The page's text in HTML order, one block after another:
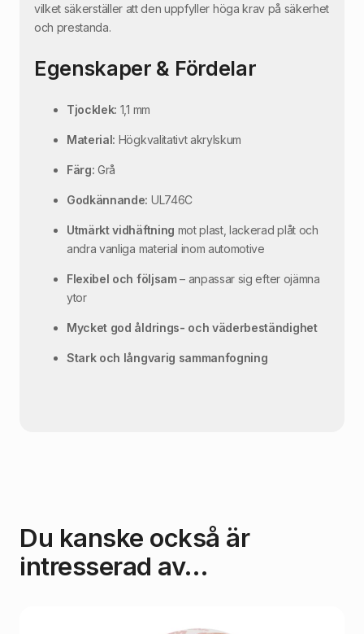
vilket säkerställer att den uppfyller höga krav på säkerhet
och prestanda.
Egenskaper & Fördelar
Tjocklek: 1,1 mm
Material: Högkvalitativt akrylskum
Färg: Grå
Godkännande: UL746C
Utmärkt vidhäftning mot plast, lackerad plåt och
andra vanliga material inom automotive
Flexibel och följsam– anpassar sig efter ojämna
ytor
Mycket god åldrings- och väderbeständighet
Stark och långvarig sammanfogning
Du kanske också är
intresserad av…